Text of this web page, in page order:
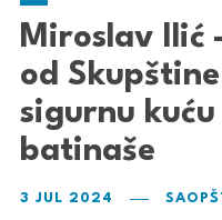
Miroslav Ilić
od
sigurnu
batinaše
3 JUL 2024